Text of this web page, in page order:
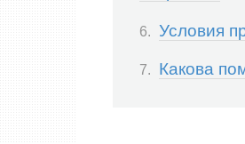
Условия
Какова